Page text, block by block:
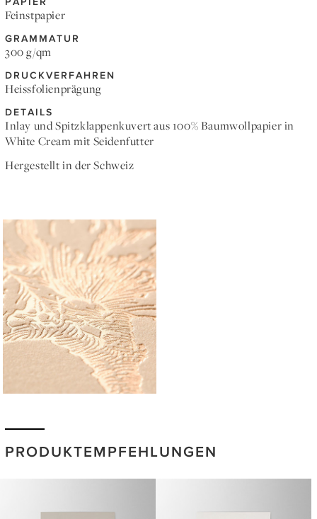
Feinstpapier
GRAMMATUR
300 g/qm
DRUCKVERFAHREN
Heissfolienprägung
DETAILS
Inlay und Spitzklappenkuvert aus 100% Baumwollpapier in
White Cream mit Seidenfutter
Hergestellt in der Schweiz
PRODUKTEMPFEHLUNGEN